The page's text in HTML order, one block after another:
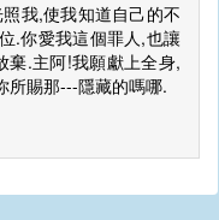
我,使我知道自己的不
.你愛我這個罪人,也讓
棄.主阿!我願獻上全身,
所賜那---隱藏的嗎哪.